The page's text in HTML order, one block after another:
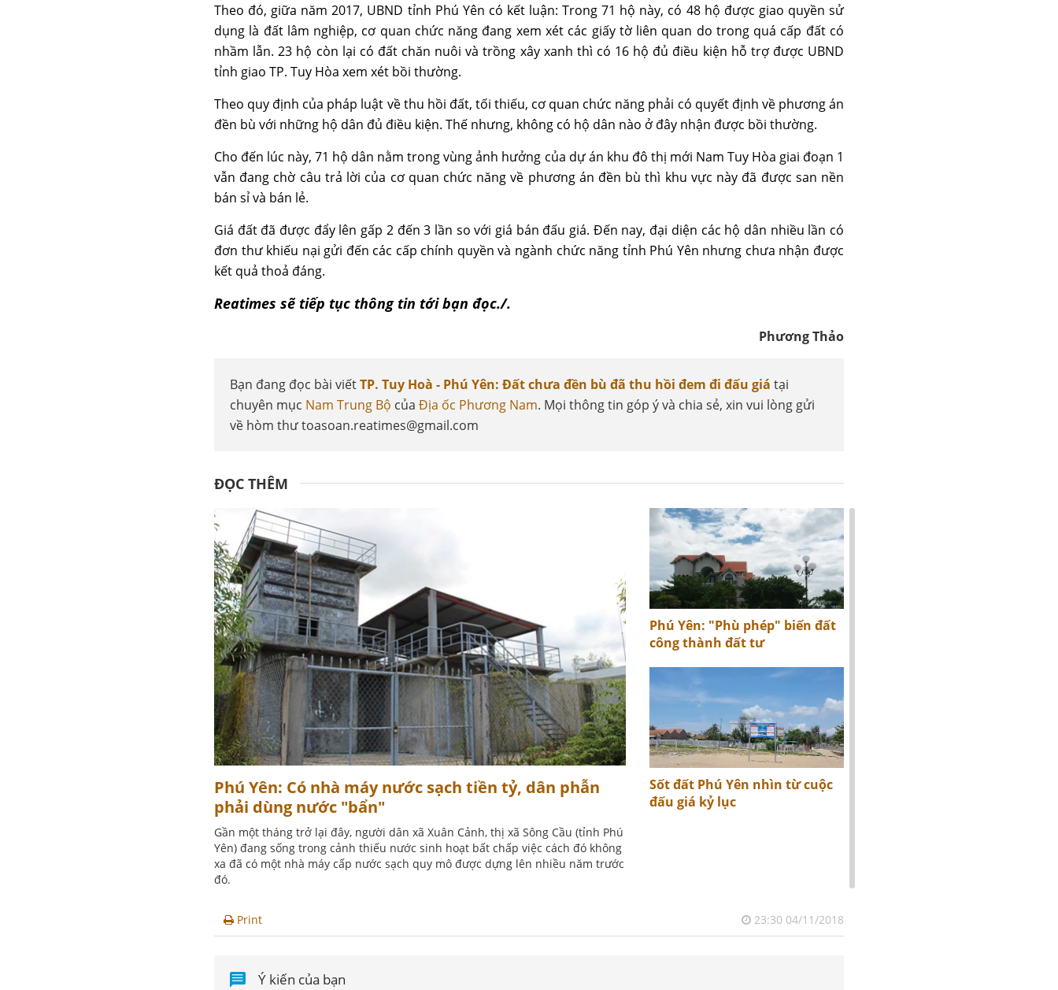
Theo đó, giữa năm 2017, UBND tỉnh Phú Yên có kết luận: Trong 71 hộ này, có 48 hộ được giao quyền sử
dụng là đất lâm nghiệp, cơ quan chức năng đang xem xét các giấy tờ liên quan do trong quá cấp đất có
nhầm lẫn. 23 hộ còn lại có đất chăn nuôi và trồng xây xanh thì có 16 hộ đủ điều kiện hỗ trợ được UBND
tỉnh giao TP. Tuy Hòa xem xét bồi thường.
Theo quy định của pháp luật về thu hồi đất, tối thiếu, cơ quan chức năng phải có quyết định về phương án
đền bù với những hộ dân đủ điều kiện. Thế nhưng, không có hộ dân nào ở đây nhận được bồi thường.
Cho đến lúc này, 71 hộ dân nằm trong vùng ảnh hưởng của dự án khu đô thị mới Nam Tuy Hòa giai đoạn 1
vẫn đang chờ câu trả lời của cơ quan chức năng về phương án đền bù thì khu vực này đã được san nền
bán sỉ và bán lẻ.
Giá đất đã được đẩy lên gấp 2 đến 3 lần so với giá bán đấu giá. Đến nay, đại diện các hộ dân nhiều lần có
đơn thư khiếu nại gửi đến các cấp chính quyền và ngành chức năng tỉnh Phú Yên nhưng chưa nhận được
kết quả thoả đáng.
Reatimes sẽ tiếp tục thông tin tới bạn đọc./.
Phương Thảo
Bạn đang đọc bài viếtTP. Tuy Hoà - Phú Yên: Đất chưa đền bù đã thu hồi đem đi đấu giá tại
chuyên mục Nam Trung Bộ của Địa ốc Phương Nam. Mọi thông tin góp ý và chia sẻ, xin vui lòng gửi
về hòm thư toasoan.reatimes@gmail.com
ĐỌC THÊM
Phú Yên: Có nhà máy nước sạch tiền tỷ, dân phẫn
phải dùng nước "bẩn"
Gần một tháng trở lại đây, người dân xã Xuân Cảnh, thị xã Sông Cầu (tỉnh Phú
Yên) đang sống trong cảnh thiếu nước sinh hoạt bất chấp việc cách đó không
xa đã có một nhà máy cấp nước sạch quy mô được dựng lên nhiều năm trước
đó.
Phú Yên: "Phù phép" biến đất
công thành đất tư
Sốt đất Phú Yên nhìn từ cuộc
đấu giá kỷ lục
Print 23:30 04/11/2018
Ý kiến của bạn